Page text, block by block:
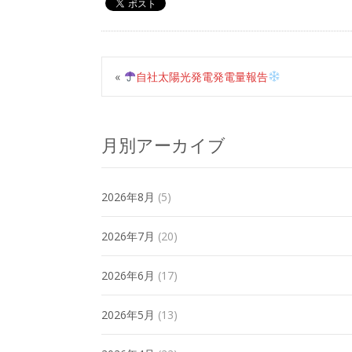
« 自社太陽光発電発電量報告
月別アーカイブ
2026年8月 (5)
2026年7月 (20)
2026年6月 (17)
2026年5月 (13)